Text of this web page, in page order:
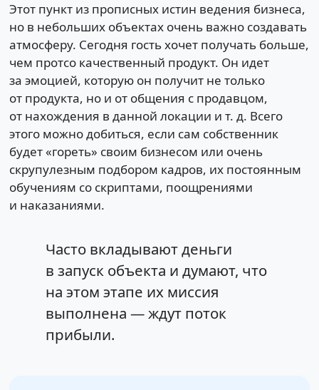
Этот пункт из прописных истин ведения бизнеса,
но в небольших объектах очень важно создавать
атмосферу. Сегодня гость хочет получать больше,
чем протсо качественный продукт. Он идет
за эмоцией, которую он получит не только
от продукта, но и от общения с продавцом,
от нахождения в данной локации и т. д. Всего
этого можно добиться, если сам собственник
будет «гореть» своим бизнесом или очень
скрупулезным подбором кадров, их постоянным
обучениям со скриптами, поощрениями
и наказаниями.
Часто вкладывают деньги
в запуск объекта и думают, что
на этом этапе их миссия
выполнена — ждут поток
прибыли.